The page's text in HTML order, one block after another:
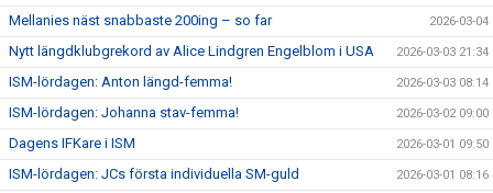
Mellanies näst snabbaste 200ing – so far 2026-03-04
Nytt längdklubgrekord av Alice Lindgren Engelblom i USA 2026-03-03 21:34
ISM-lördagen: Anton längd-femma! 2026-03-03 08:14
ISM-lördagen: Johanna stav-femma! 2026-03-02 09:00
Dagens IFKare i ISM 2026-03-01 09:50
ISM-lördagen: JCs första individuella SM-guld 2026-03-01 08:16